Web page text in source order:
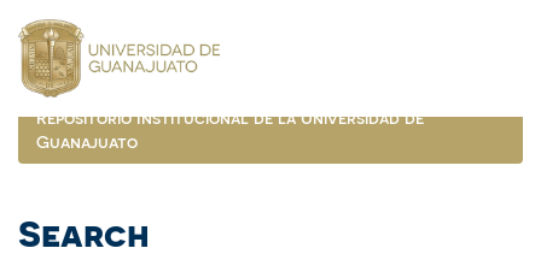
navigation
Repositorio Institucional de la Universidad de
Guanajuato
Search